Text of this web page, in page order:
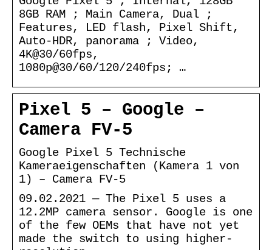
8GB RAM ; Main Camera, Dual ;
Features, LED flash, Pixel Shift,
Auto-HDR, panorama ; Video,
4K@30/60fps,
1080p@30/60/120/240fps; …
Pixel 5 – Google –
Camera FV-5
Google Pixel 5 Technische
Kameraeigenschaften (Kamera 1 von
1) – Camera FV-5
09.02.2021 — The Pixel 5 uses a
12.2MP camera sensor. Google is one
of the few OEMs that have not yet
made the switch to using higher-